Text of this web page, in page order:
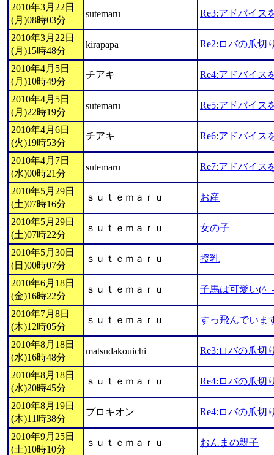
2010年3月22日
(月)08時03分
sutemaru Re3:アドバイス
2010年3月22日
(月)15時48分
kirapapa Re2:ロバの爪切
2010年4月5日
(月)10時49分
チアキ Re4:アドバイス
2010年4月5日
(月)22時19分
sutemaru Re5:アドバイス
2010年4月6日
(火)19時53分
チアキ Re6:アドバイス
2010年4月7日
(水)00時21分
sutemaru Re7:アドバイス
2010年5月29日
(土)07時16分
ｓｕｔｅｍａｒｕ お産
2010年5月29日
(土)07時22分
ｓｕｔｅｍａｒｕ 女の子
2010年5月30日
(日)00時07分
ｓｕｔｅｍａｒｕ 授乳
2010年6月18日
(金)16時22分
ｓｕｔｅｍａｒｕ 子馬は可愛い
2010年7月8日
(木)12時05分
ｓｕｔｅｍａｒｕ すっ飛んでいま
2010年8月18日
(水)16時48分
matsudakouichi Re3:ロバの爪切
2010年8月18日
(水)20時45分
ｓｕｔｅｍａｒｕ Re4:ロバの爪切
2010年8月19日
(木)11時38分
プロキオン Re4:ロバの爪切
2010年9月25日
(土)10時10分
ｓｕｔｅｍａｒｕ おんまの親子